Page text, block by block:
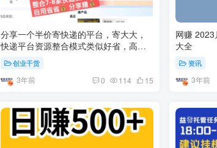
分享一个半价寄快递的平台，寄大大，
快递平台资源整合模式类似好省，高佣
联盟创业干货
3年前 0 114 15
网赚
大全
资讯
3年前